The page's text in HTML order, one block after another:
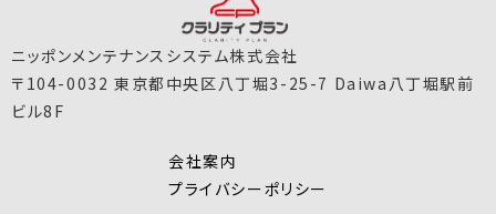
ニッポンメンテナンスシステム株式会社
〒104-0032 東京都中央区八丁堀3-25-7 Daiwa八丁堀駅前
ビル8F
会社案内
プライバシーポリシー